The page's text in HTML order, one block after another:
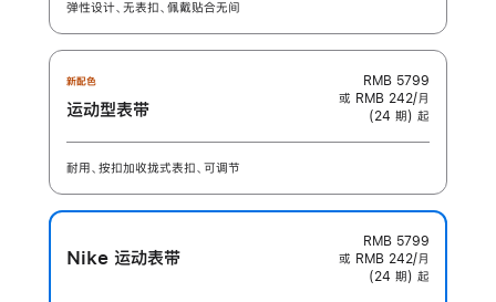
弹性设计、无表扣、佩戴贴合无间
新配色
运动型表带
RMB 5799
或 RMB 242/月
(24 期) 起
耐用、按扣加收拢式表扣、可调节
Nike 运动表带
RMB 5799
或 RMB 242/月
(24 期) 起